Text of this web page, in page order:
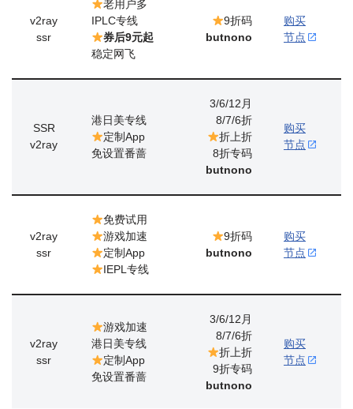
v2ray
ssr
老用户多
IPLC专线
券后9元起
稳定网飞
9折码
butnono
购买
节点
SSR
v2ray
港日美专线
定制App
免设置番蔷
3/6/12月
8/7/6折
折上折
8折专码
butnono
购买
节点
v2ray
ssr
免费试用
游戏加速
定制App
IEPL专线
9折码
butnono
购买
节点
v2ray
ssr
游戏加速
港日美专线
定制App
免设置番蔷
3/6/12月
8/7/6折
折上折
9折专码
butnono
购买
节点